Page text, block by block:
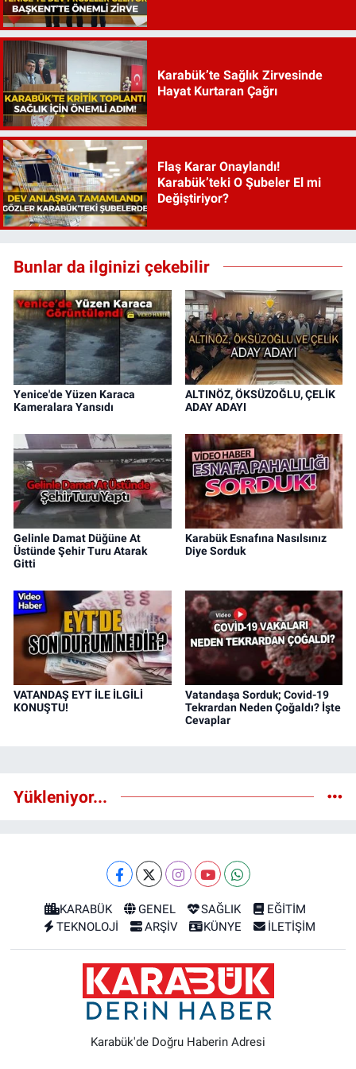
Karabük’te Sağlık Zirvesinde
Hayat Kurtaran Çağrı
Flaş Karar Onaylandı!
Karabük’teki O Şubeler El mi
Değiştiriyor?
Bunlar da ilginizi çekebilir
Yenice'de Yüzen Karaca
Kameralara Yansıdı
ALTINÖZ, ÖKSÜZOĞLU, ÇELİK
ADAY ADAYI
Gelinle Damat Düğüne At
Üstünde Şehir Turu Atarak
Gitti
Karabük Esnafına Nasılsınız
Diye Sorduk
VATANDAŞ EYT İLE İLGİLİ
KONUŞTU!
Vatandaşa Sorduk; Covid-19
Tekrardan Neden Çoğaldı? İşte
Cevaplar
Yükleniyor...
KARABÜK GENEL SAĞLIK
EĞİTİM
TEKNOLOJİ
ARŞİV KÜNYE İLETİŞİM
Karabük'de Doğru Haberin Adresi